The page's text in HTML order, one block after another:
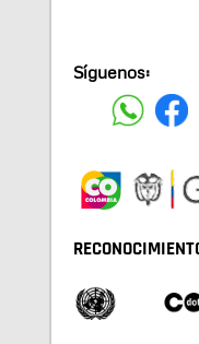
Síguenos: